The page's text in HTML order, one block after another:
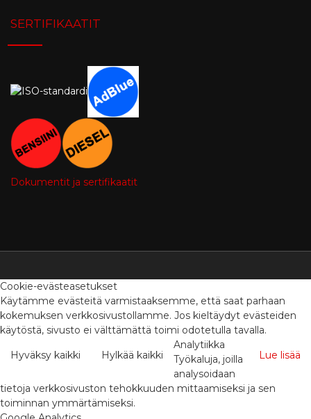
SERTIFIKAATIT
Dokumentit ja sertifikaatit
Cookie-evästeasetukset
Käytämme evästeitä varmistaaksemme, että saat parhaan
kokemuksen verkkosivustollamme. Jos kieltäydyt evästeiden
käytöstä, sivusto ei välttämättä toimi odotetulla tavalla.
Hyväksy kaikki
Hylkää kaikki Lue lisää
Analytiikka
Työkaluja, joilla
analysoidaan
tietoja verkkosivuston tehokkuuden mittaamiseksi ja sen
toiminnan ymmärtämiseksi.